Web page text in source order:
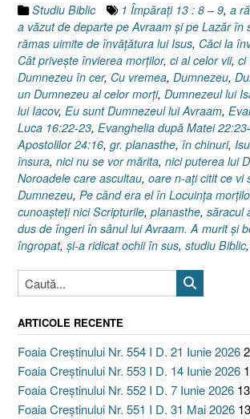
Studiu Biblic 1 Împăraţi 13 : 8 – 9, a
a văzut de departe pe Avraam şi pe Lazăr în
rămas uimite de învăţătura lui Isus, Căci la
Cât priveşte învierea morţilor, ci al celor vii, ci
Dumnezeu în cer, Cu vremea, Dumnezeu,
un Dumnezeu al celor morţi, Dumnezeul lui
lui Iacov, Eu sunt Dumnezeul lui Avraam,
Luca 16:22-23, Evanghelia după Matei
Apostolilor 24:16, gr. planasthe, în chinuri,
însura, nici nu se vor mărita, nici puterea lui
Noroadele care ascultau, oare n-aţi citit ce vi
Dumnezeu, Pe când era el în Locuinţa
cunoaşteţi nici Scripturile, planasthe, săracul
dus de îngeri în sânul lui Avraam. A murit şi
îngropat, şi-a ridicat ochii în sus, studiu Biblic,
ARTICOLE RECENTE
Foaia Creștinului Nr. 554 I D. 21 Iunie 2026
Foaia Creștinului Nr. 553 I D. 14 Iunie 2026
Foaia Creștinului Nr. 552 I D. 7 Iunie 2026
Foaia Creștinului Nr. 551 I D. 31 Mai 2026